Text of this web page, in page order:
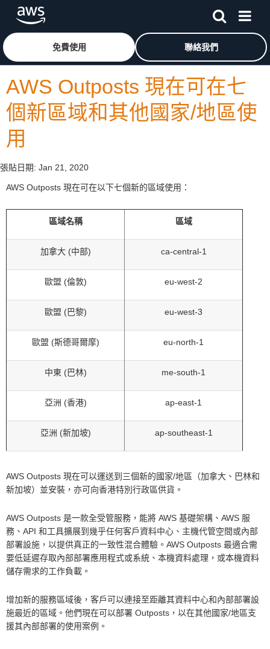
跳至主要內容按一下這裡可返回 Amazon Web Services 首頁
免費使用 聯絡我們
AWS Outposts 現在可在七
個新區域和其他國家/地區使
用
張貼日期: Jan 21, 2020
AWS Outposts 現在可在以下七個新的區域使用：
區域名稱 區域
加拿大 (中部) ca-central-1
歐盟 (倫敦) eu-west-2
歐盟 (巴黎) eu-west-3
歐盟 (斯德哥爾摩) eu-north-1
中東 (巴林) me-south-1
亞洲 (香港) ap-east-1
亞洲 (新加坡) ap-southeast-1
AWS Outposts 現在可以運送到三個新的國家/地區（加拿大、巴林和
新加坡）並安裝，亦可向香港特別行政區供貨。
AWS Outposts 是一款全受管服務，能將 AWS 基礎架構、AWS 服
務、API 和工具擴展到幾乎任何客戶資料中心、主機代管空間或內部
部署設施，以提供真正的一致性混合體驗。AWS Outposts 最適合需
要低延遲存取內部部署應用程式或系統、本機資料處理，或本機資料
儲存需求的工作負載。
增加新的服務區域後，客戶可以連接至距離其資料中心和內部部署設
施最近的區域。他們現在可以部署 Outposts，以在其他國家/地區支
援其內部部署的使用案例。